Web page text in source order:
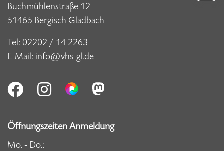
Buchmühlenstraße 12
51465 Bergisch Gladbach
Tel: 02202 / 14 2263
E-Mail: info@vhs-gl.de
Öffnungszeiten Anmeldung
Mo. - Do.: